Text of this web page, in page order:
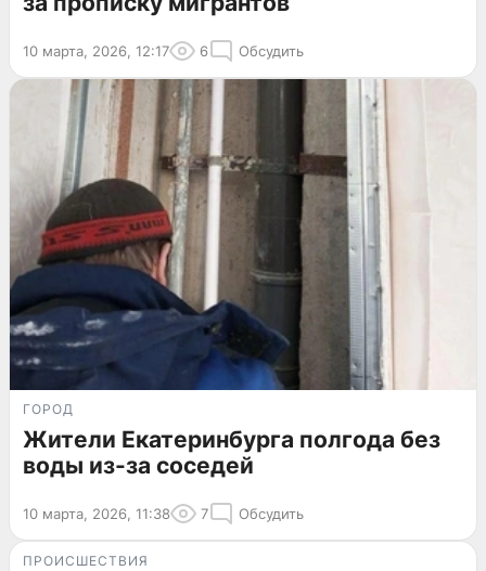
10 марта, 2026, 12:17 6 Обсудить
ГОРОД
Жители Екатеринбурга полгода без
воды из-за соседей
10 марта, 2026, 11:38 7 Обсудить
ПРОИСШЕСТВИЯ